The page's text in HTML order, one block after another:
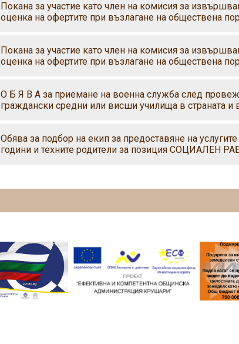
Покана за участие като член на комисия за
оценка на офертите при възлагане на обществена
Покана за участие като член на комисия за
оценка на офертите при възлагане на обществена
О Б Я В А за приемане на военна служба след
граждански средни или висши училища в страната и
Обява за подбор на eкип за предоставяне на
години и техните родители за позиция СОЦИАЛЕН